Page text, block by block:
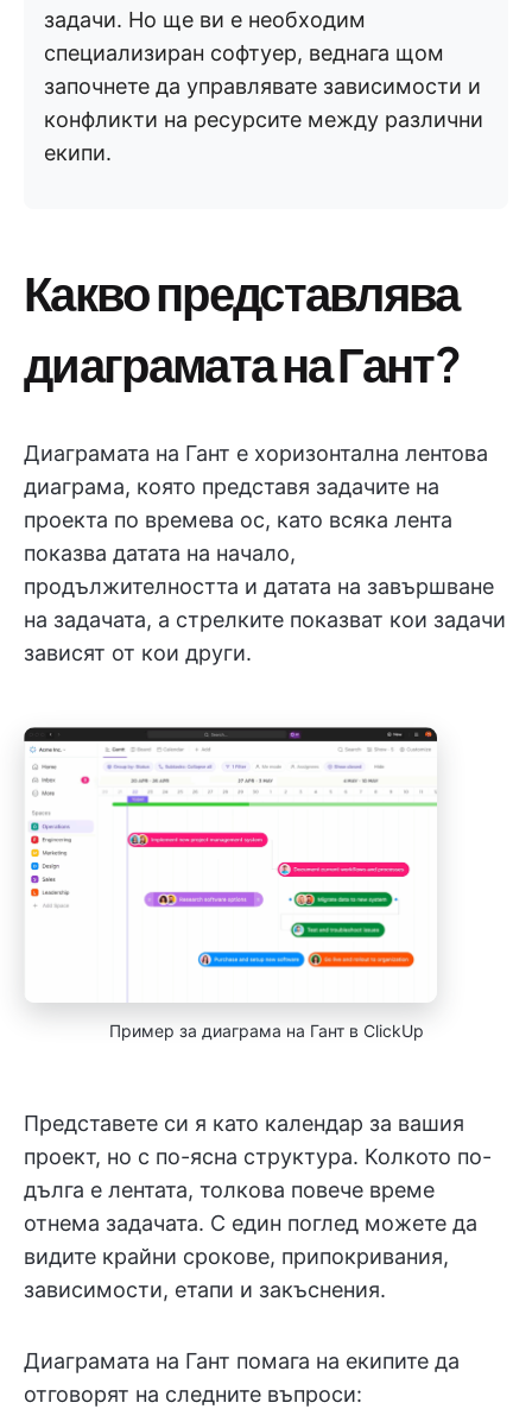
задачи. Но ще ви е необходим
специализиран софтуер, веднага щом
започнете да управлявате зависимости и
конфликти на ресурсите между различни
екипи.
Какво представлява
диаграмата на Гант?
Диаграмата на Гант е хоризонтална лентова
диаграма, която представя задачите на
проекта по времева ос, като всяка лента
показва датата на начало,
продължителността и датата на завършване
на задачата, а стрелките показват кои задачи
зависят от кои други.
Пример за диаграма на Гант в ClickUp
Представете си я като календар за вашия
проект, но с по-ясна структура. Колкото по-
дълга е лентата, толкова повече време
отнема задачата. С един поглед можете да
видите крайни срокове, припокривания,
зависимости, етапи и закъснения.
Диаграмата на Гант помага на екипите да
отговорят на следните въпроси: